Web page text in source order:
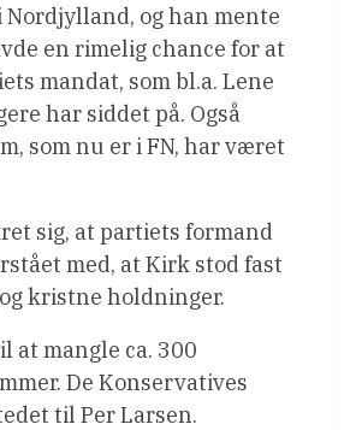
og han mente
en rimelig chance for at
mandat, som bl.a. Lene
har siddet på. Også
som nu er i FN, har været
sig, at partiets formand
med, at Kirk stod fast
kristne holdninger.
at mangle ca. 300
De Konservatives
til Per Larsen.